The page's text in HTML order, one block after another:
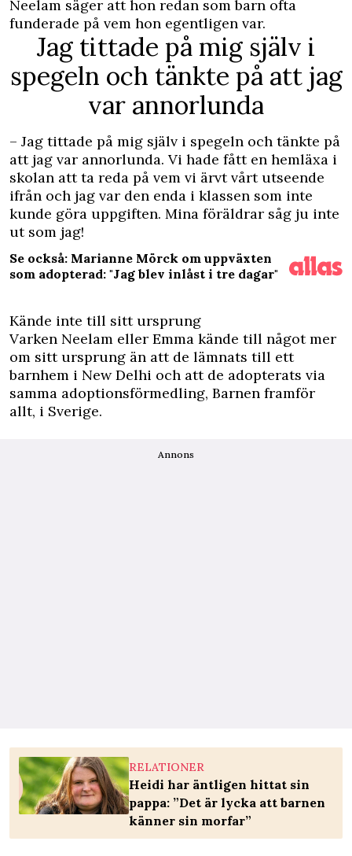
Neelam säger att hon redan som barn ofta
funderade på vem hon egentligen var.
Jag tittade på mig själv i
spegeln och tänkte på att jag
var annorlunda
– Jag tittade på mig själv i spegeln och tänkte på
att jag var annorlunda. Vi hade fått en hemläxa i
skolan att ta reda på vem vi ärvt vårt utseende
ifrån och jag var den enda i klassen som inte
kunde göra uppgiften. Mina föräldrar såg ju inte
ut som jag!
Se också: Marianne Mörck om uppväxten
som adopterad: "Jag blev inlåst i tre dagar"
Kände inte till sitt ursprung
Varken Neelam eller Emma kände till något mer
om sitt ursprung än att de lämnats till ett
barnhem i New Delhi och att de adopterats via
samma adoptionsförmedling, Barnen framför
allt, i Sverige.
Annons
RELATIONER
Heidi har äntligen hittat sin
pappa: ”Det är lycka att barnen
känner sin morfar”